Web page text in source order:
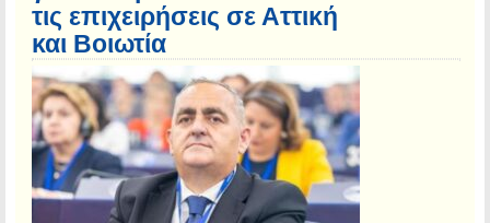
τις επιχειρήσεις σε Αττική
και Βοιωτία